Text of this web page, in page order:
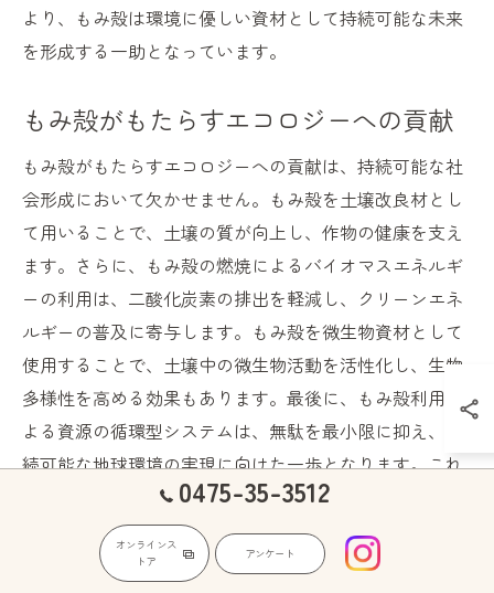
より、もみ殻は環境に優しい資材として持続可能な未来
を形成する一助となっています。
もみ殻がもたらすエコロジーへの貢献
もみ殻がもたらすエコロジーへの貢献は、持続可能な社
会形成において欠かせません。もみ殻を土壌改良材とし
て用いることで、土壌の質が向上し、作物の健康を支え
ます。さらに、もみ殻の燃焼によるバイオマスエネルギ
ーの利用は、二酸化炭素の排出を軽減し、クリーンエネ
ルギーの普及に寄与します。もみ殻を微生物資材として
使用することで、土壌中の微生物活動を活性化し、生物
多様性を高める効果もあります。最後に、もみ殻利用に
よる資源の循環型システムは、無駄を最小限に抑え、持
続可能な地球環境の実現に向けた一歩となります。これ
により、もみ殻はエコロジーへの貢献を果たし、次世代
への豊かな地球を維持するための重要な役割を果たして
0475-35-3512
オンラインス
トア
アンケート